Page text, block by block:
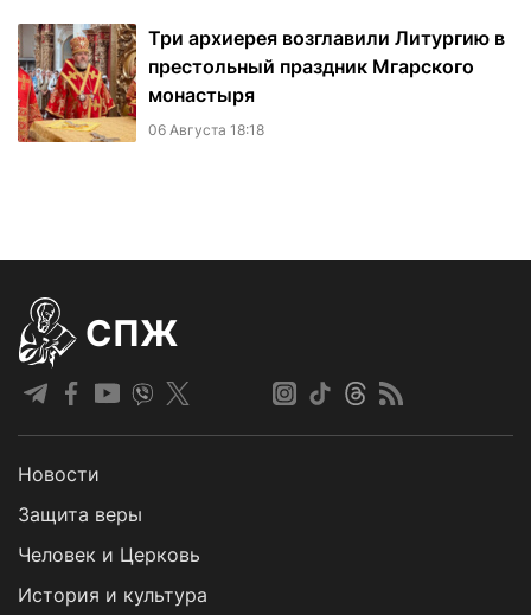
Три архиерея возглавили Литургию в
престольный праздник Мгарского
монастыря
06 Августа 18:18
СПЖ
Новости
Защита веры
Человек и Церковь
История и культура